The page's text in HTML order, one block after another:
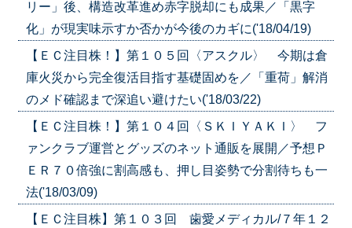
リー」後、構造改革進め赤字脱却にも成果／「黒字
化」が現実味示すか否かが今後のカギに('18/04/19)
【ＥＣ注目株！】第１０５回〈アスクル〉 今期は倉
庫火災から完全復活目指す基礎固めを／「重荷」解消
のメド確認まで深追い避けたい('18/03/22)
【ＥＣ注目株！】第１０４回〈ＳＫＩＹＡＫＩ〉 フ
ァンクラブ運営とグッズのネット通販を展開／予想Ｐ
ＥＲ７０倍強に割高感も、押し目姿勢で分割待ちも一
法('18/03/09)
【ＥＣ注目株】第１０３回 歯愛メディカル/７年１２